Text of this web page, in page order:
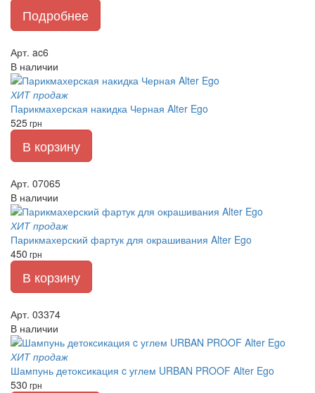
Подробнее
Арт. ac6
В наличии
ХИТ продаж
Парикмахерская накидка Черная Alter Ego
525грн
В корзину
Арт. 07065
В наличии
ХИТ продаж
Парикмахерский фартук для окрашивания Alter Ego
450 грн
В корзину
Арт. 03374
В наличии
ХИТ продаж
Шампунь детоксикация c углем URBAN PROOF Alter Ego
530 грн